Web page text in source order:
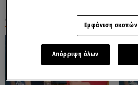
ΟΛΑ ΤΑ ΒΙΝΤΕΟ Εμφάνιση σκοπών
Απόρριψη όλων